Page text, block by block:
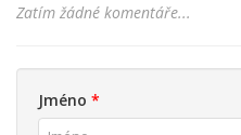
Zatím žádné komentáře...
Jméno *